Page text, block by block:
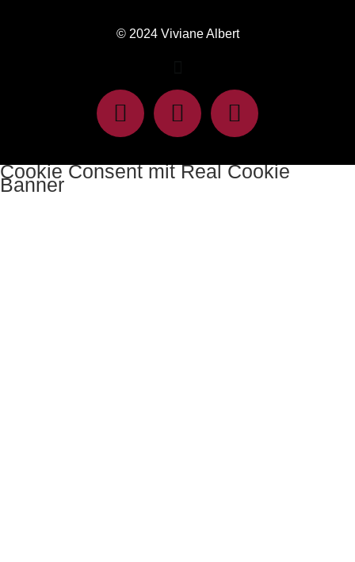
© 2024 Viviane Albert
Cookie Consent mit Real Cookie
Banner